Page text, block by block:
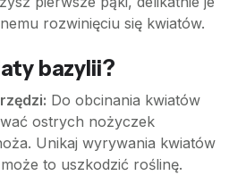
rozwinięciu się kwiatów.
bazylii?
Do obcinania kwiatów
ostrych nożyczek
Unikaj wyrywania kwiatów
to uszkodzić roślinę.